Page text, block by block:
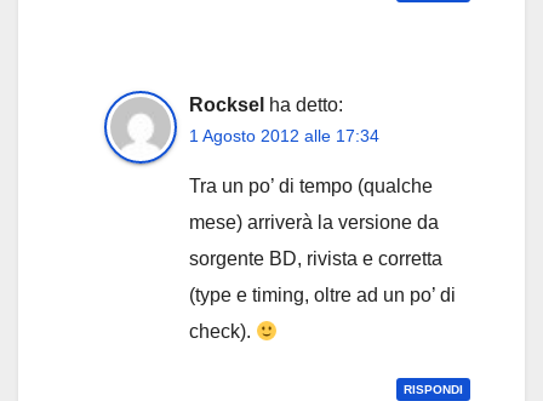
Rocksel ha detto:
1 Agosto 2012 alle 17:34
Tra un po’ di tempo (qualche
mese) arriverà la versione da
sorgente BD, rivista e corretta
(type e timing, oltre ad un po’ di
check).
RISPONDI